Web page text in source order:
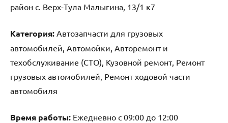
район с. Верх-Тула Малыгина, 13/1 к7
Категория: Автозапчасти для грузовых
автомобилей, Автомойки, Авторемонт и
техобслуживание (СТО), Кузовной ремонт, Ремонт
грузовых автомобилей, Ремонт ходовой части
автомобиля
Время работы: Ежедневно с 09:00 до 12:00